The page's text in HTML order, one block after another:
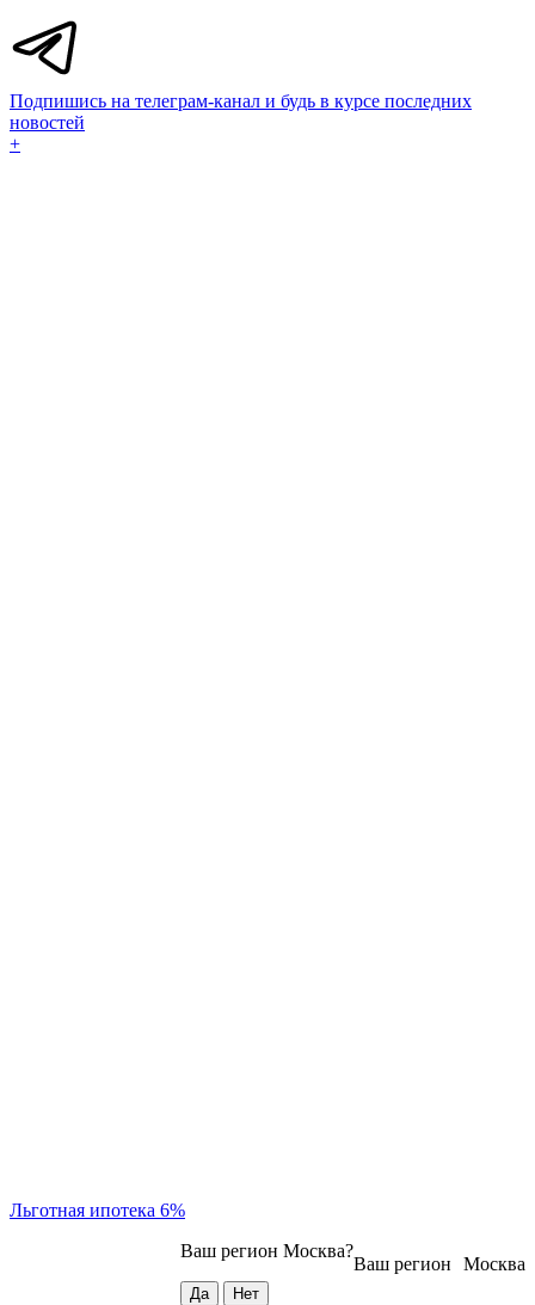
Подпишись на телеграм-канал и будь в курсе последних
новостей
+
Льготная ипотека 6%
Москва
Ваш регион
Ваш регион Москва?